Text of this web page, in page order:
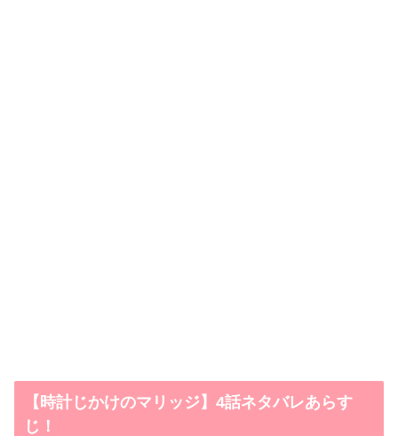
【時計じかけのマリッジ】4話ネタバレあらす
じ！